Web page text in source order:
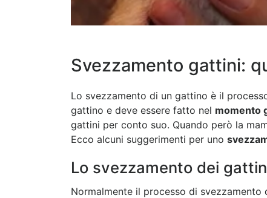
Svezzamento gattini:
Lo svezzamento di un gattino è il
gattino e deve essere fatto nel momento
gattini per conto suo. Quando però la
Ecco alcuni suggerimenti per uno
Lo svezzamento dei
Normalmente il processo di